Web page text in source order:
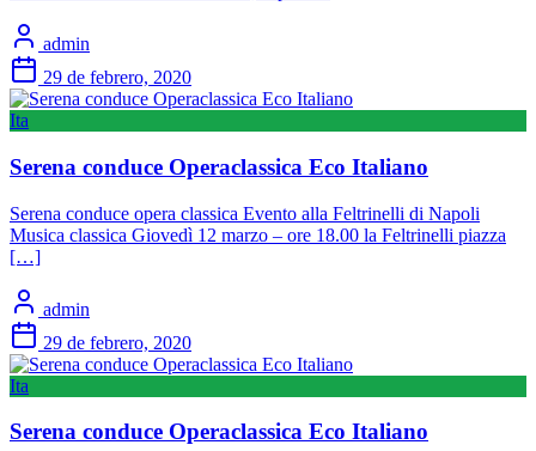
admin
29 de febrero, 2020
Ita
Serena conduce Operaclassica Eco Italiano
Serena conduce opera classica Evento alla Feltrinelli di Napoli
Musica classica Giovedì 12 marzo – ore 18.00 la Feltrinelli piazza
[…]
admin
29 de febrero, 2020
Ita
Serena conduce Operaclassica Eco Italiano